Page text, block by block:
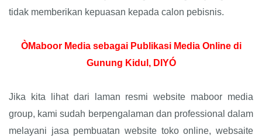
tidak memberikan kepuasan kepada calon pebisnis.
ÒMaboor Media sebagai Publikasi Media Online di
Gunung Kidul, DIYÓ
Jika kita lihat dari laman resmi website maboor media
group, kami sudah berpengalaman dan professional dalam
melayani jasa pembuatan website toko online, websaite